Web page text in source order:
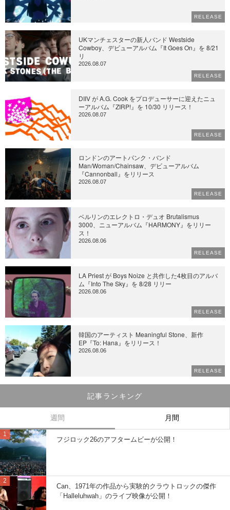
RELEASE
UKマンチェスターの新人バンド Westside
Cowboy、デビューアルバム『It Goes On』を 8/21
リ
2026.08.07
RELEASE
DIIV が A.G. Cook をプロデューサーに迎えたニュ
ーアルバム『ZIRP!』を 10/30 リリース！
2026.08.07
RELEASE
ロンドンのアートパンク・バンド
Man/Woman/Chainsaw、デビューアルバム
『Cannonball』をリリース
2026.08.07
RELEASE
ベルリンのエレクトロ・デュオ Brutalismus
3000、ニューアルバム『HARMONY』をリリー
ス！
2026.08.06
RELEASE
LA Priest が Boys Noize と共作した4枚目のアルバ
ム『Into The Sky』を 8/28 リリー
2026.08.06
RELEASE
韓国のアーティスト Meaningful Stone、新作
EP『To: Hana』をリリース！
2026.08.06
RELEASE
記事ランキング
週間 月間
フジロック26のアフタームビーが公開！
Can、1971年の作品から実験的クラウトロックの傑作
「Halleluhwah」のライブ映像が公開！